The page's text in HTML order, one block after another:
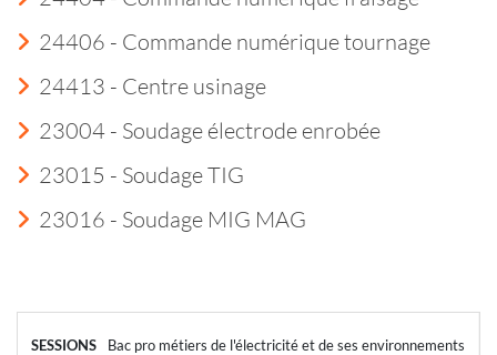
24406 - Commande numérique tournage
24413 - Centre usinage
23004 - Soudage électrode enrobée
23015 - Soudage TIG
23016 - Soudage MIG MAG
Bac pro métiers de l'électricité et de ses environnements